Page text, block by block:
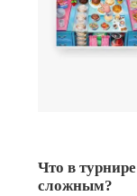
Что в
сложным?